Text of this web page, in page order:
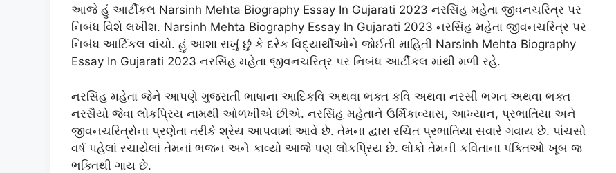
આજે હું આર્ટીકલ Narsinh Mehta Biography Essay In Gujarati 2023 નરસિંહ મહેતા જીવનચરિત્ર પર
નિબંધ વિશે લખીશ. Narsinh Mehta Biography Essay In Gujarati 2023 નરસિંહ મહેતા જીવનચરિત્ર પર
નિબંધ આર્ટિકલ વાંચો. હું આશા રાખું છું કે દરેક વિદ્યાર્થીઓને જોઈતી માહિતી Narsinh Mehta Biography
Essay In Gujarati 2023 નરસિંહ મહેતા જીવનચરિત્ર પર નિબંધ આર્ટીકલ માંથી મળી રહે.
નરસિંહ મહેતા જેને આપણે ગુજરાતી ભાષાના આદિકવિ અથવા ભક્ત કવિ અથવા નરસી ભગત અથવા ભક્ત
નરસૈયો જેવા લોકપ્રિય નામથી ઓળખીએ છીએ. નરસિંહ મહેતાને ઉર્મિકાવ્યાસ, આખ્યાન, પ્રભાતિયા અને
જીવનચરિત્રોના પ્રણેતા તરીકે શ્રેય આપવામાં આવે છે. તેમના દ્વારા રચિત પ્રભાતિયા સવારે ગવાય છે. પાંચસો
વર્ષ પહેલાં રચાયેલાં તેમનાં ભજન અને કાવ્યો આજે પણ લોકપ્રિય છે. લોકો તેમની કવિતાના પંક્તિઓ ખૂબ જ
ભક્તિથી ગાય છે.